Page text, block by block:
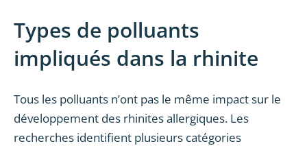
Types de polluants
impliqués dans la rhinite
Tous les polluants n’ont pas le même impact sur le
développement des rhinites allergiques. Les
recherches identifient plusieurs catégories